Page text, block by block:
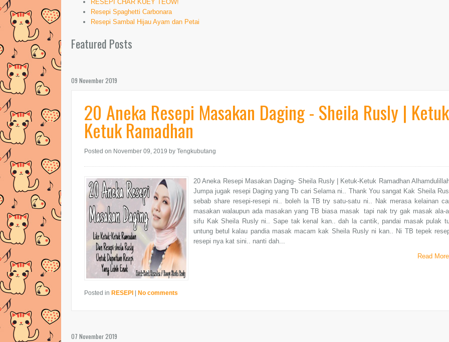
RESEPI CHAR KUEY TEOW!
Resepi Spaghetti Carbonara
Resepi Sambal Hijau Ayam dan Petai
Featured Posts
09 November 2019
20 Aneka Resepi Masakan Daging - Sheila Rusly |
Ketuk Ramadhan
Posted on November 09, 2019 by Tengkubutang
20 Aneka Resepi Masakan Daging- Sheila Rusly | Ketuk-Ketuk Ramadhan
Jumpa jugak resepi Daging yang Tb cari Selama ni.. Thank You sangat Kak Sheila
sebab share resepi-resepi ni.. boleh la TB try satu-satu ni.. Nak merasa kelainan
masakan walaupun ada masakan yang TB biasa masak tapi nak try gak masak ala-
sifu Kak Sheila Rusly ni.. Sape tak kenal kan.. dah la cantik, pandai masak pulak
untung betul kalau pandia masak macam kak Sheila Rusly ni kan.. Ni TB tepek
resepi nya kat sini.. nanti dah...
Read More
Posted in RESEPI No comments
07 November 2019